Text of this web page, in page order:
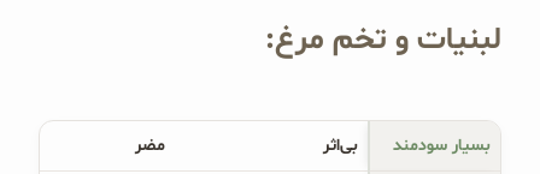
لبنیات و تخم مرغ:
بسیار سودمند بی‌اثر مضر